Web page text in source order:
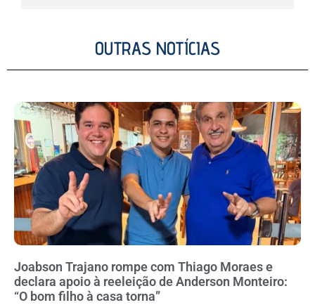
OUTRAS NOTÍCIAS
Joabson Trajano rompe com Thiago Moraes e
declara apoio à reeleição de Anderson Monteiro:
“O bom filho à casa torna”